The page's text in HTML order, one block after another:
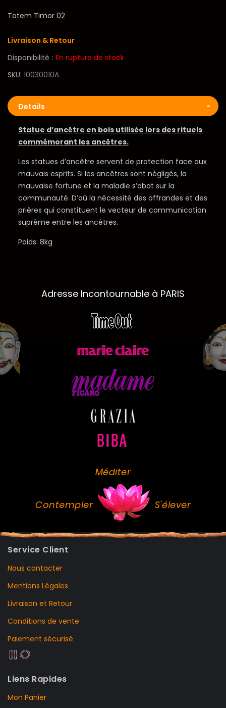
Totem Timor 02
Livraison & Retour
Disponibilité : En rupture de stock
SKU 10030010A
Details
Statue d’ancêtre en bois utilisée lors des rituels
commémorant les ancêtres.
Les statues d’ancêtre servent de protection face aux
mauvais esprits. Si les ancêtres sont négligés, la
mauvaise fortune et la maladie s’abat sur la
communauté. D’où la nécessité des offrandes et des
prières qui constituent le vecteur de communication
suprême entre les ancêtres.
Poids: 8kg
Adresse Incontournable à PARIS
Méditer
Contempler S'élever
Service Client
Nous contacter
Mentions Légales
Livraison et Retour
Conditions de vente
Paiement sécurisé
Liens Rapides
Mon Panier